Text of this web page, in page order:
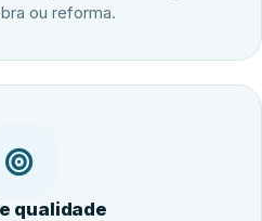
ou reforma.
qualidade